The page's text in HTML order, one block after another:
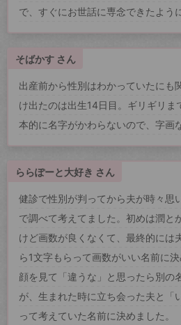
で、すぐにお世話に専念できたよう
そばかす さん
出産前から性別はわかっていたにも
け出たのは出生14日目。ギリギリま
本的に名字がかわらないので、字画
ららぽーと大好き さん
健診で性別が判ってから夫が時々思
で調べて考えてました。初めは潤と
けど画数が良くなくて、最終的には
ら1文字もらって画数がいい名前に
顔を見て「違うな」と思ったら別の
が、生まれた時に立ち会った夫と「
って考えていた名前に決めました。